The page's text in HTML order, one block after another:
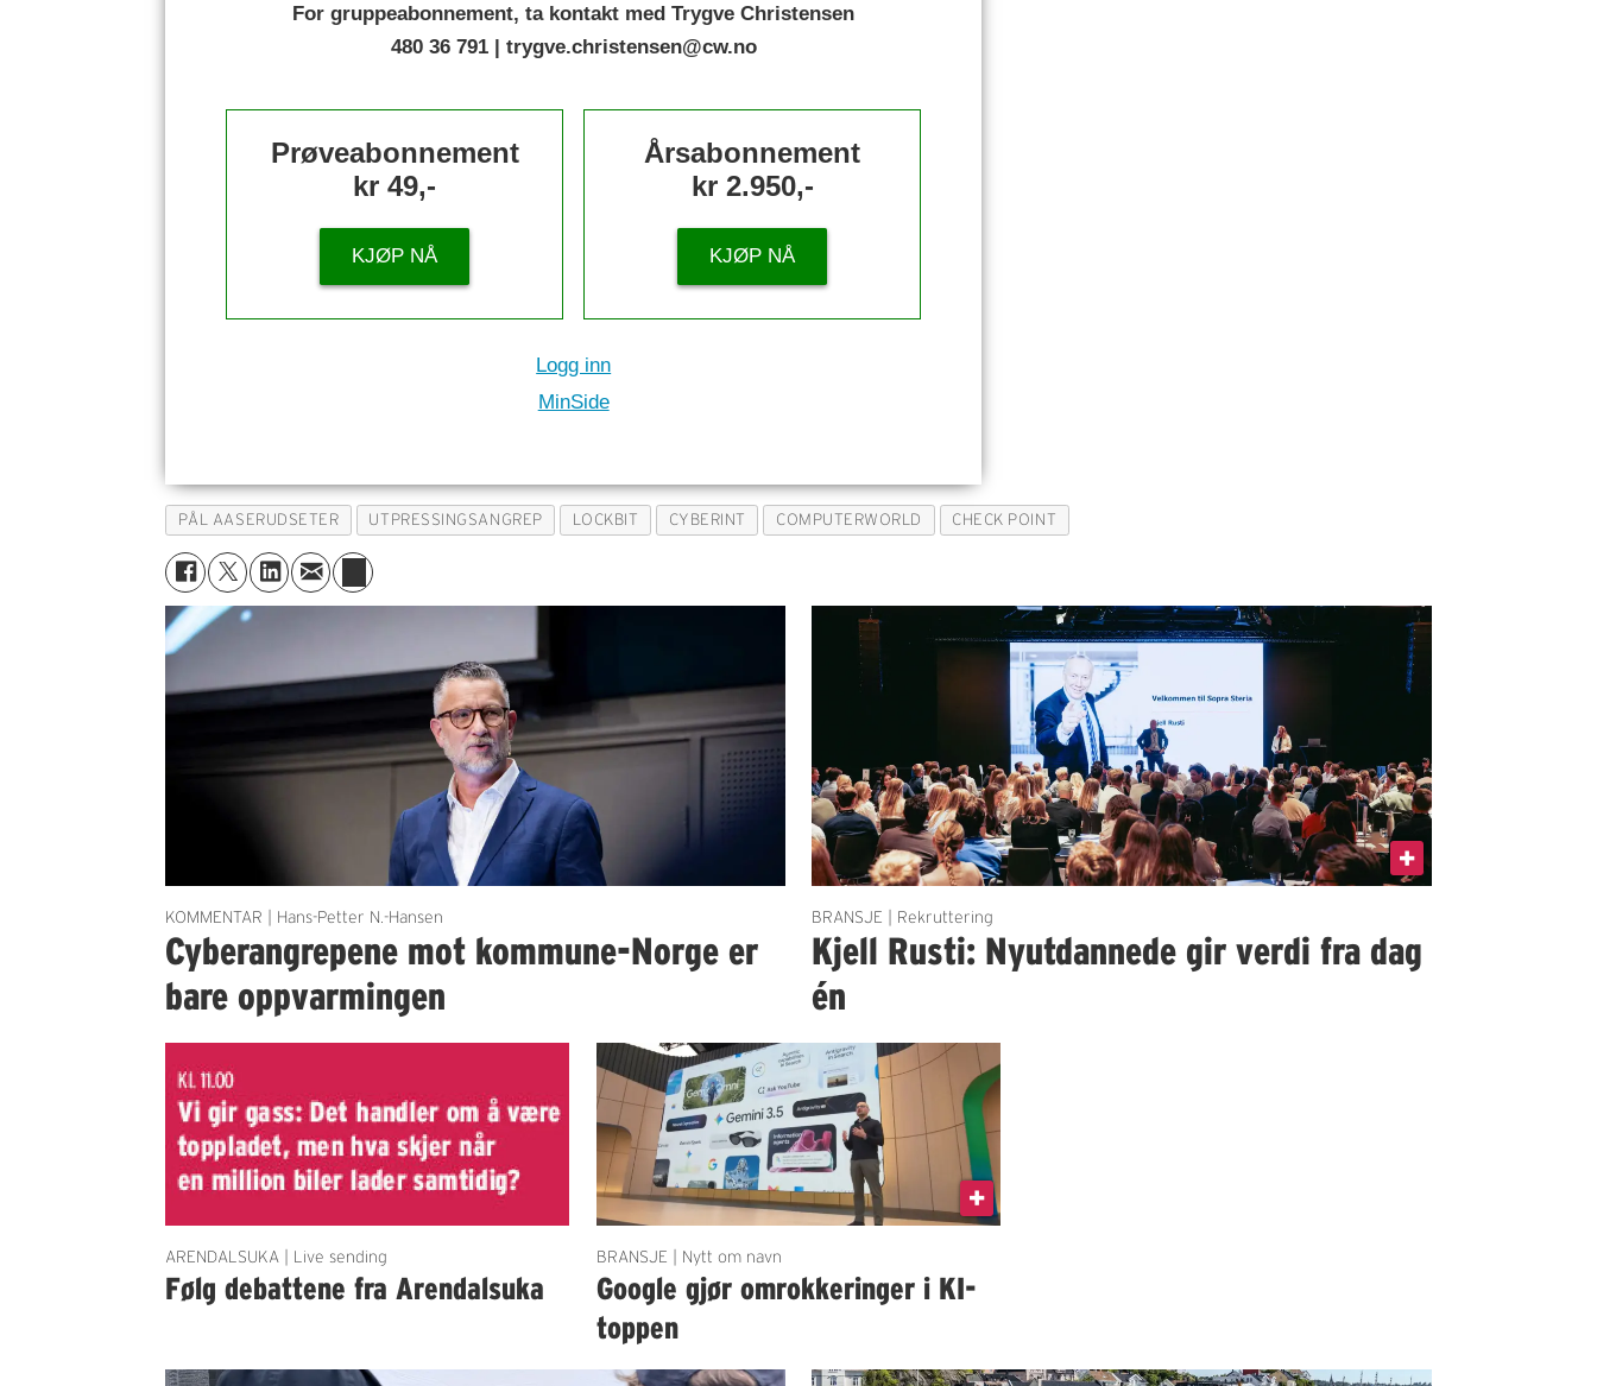
For gruppeabonnement, ta kontakt med Trygve Christensen
480 36 791 | trygve.christensen@cw.no
Prøveabonnement
kr 49,-
KJØP NÅ
Årsabonnement
kr 2.950,-
KJØP NÅ
Logg inn
MinSide
PÅL AASERUDSETER UTPRESSINGSANGREP LOCKBIT CYBERINT COMPUTERWORLD CHECK POINT
KOMMENTAR | Hans-Petter N.-Hansen
Cyberangrepene mot kommune-Norge er
bare oppvarmingen
BRANSJE | Rekruttering
Kjell Rusti: Nyutdannede gir verdi fra dag
én
ARENDALSUKA | Live sending
Følg debattene fra Arendalsuka
BRANSJE | Nytt om navn
Google gjør omrokkeringer i KI-
toppen